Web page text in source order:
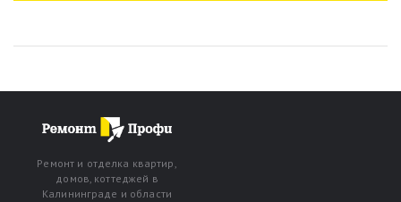
Ремонт и отделка квартир,
домов, коттеджей в
Калининграде и области